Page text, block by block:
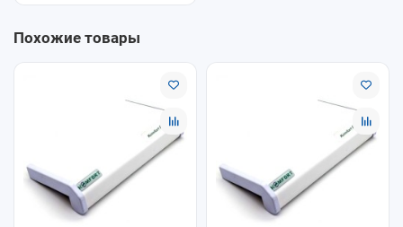
Похожие товары